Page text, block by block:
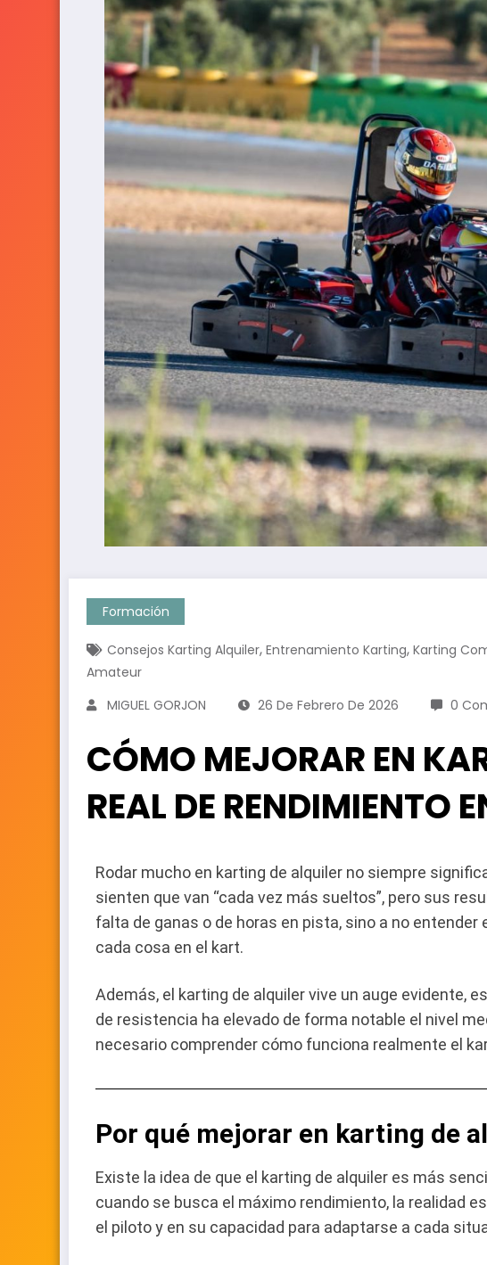
Formación
Consejos Karting Alquiler, Entrenamiento Karting, Karting
Amateur
MIGUEL GORJON
26 De Febrero De 2026 0
CÓMO MEJORAR EN
REAL DE RENDIMIENTO
Rodar mucho en karting de alquiler no siempre
sienten que van “cada vez más sueltos”, pero sus
falta de ganas o de horas en pista, sino a no
cada cosa en el kart.
Además, el karting de alquiler vive un auge evidente,
de resistencia ha elevado de forma notable el nivel
necesario comprender cómo funciona realmente el
Por qué mejorar en karting de
Existe la idea de que el karting de alquiler es más
cuando se busca el máximo rendimiento, la realidad
el piloto y en su capacidad para adaptarse a cada